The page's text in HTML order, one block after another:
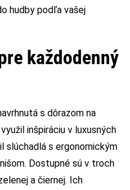
hudby podľa vašej
každodenný
s dôrazom na
inšpiráciu v luxusných
slúchadlá s ergonomickým
Dostupné sú v troch
a čiernej. Ich